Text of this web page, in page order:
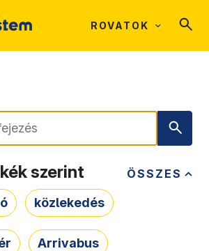
ROVATOK
ÖSSZES
szerint
közlekedés
Arrivabus